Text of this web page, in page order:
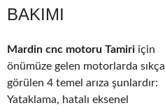
BAKIMI
Mardin cnc motoru Tamiri için
önümüze gelen motorlarda sıkça
görülen 4 temel arıza şunlardır:
Yataklama, hatalı eksenel